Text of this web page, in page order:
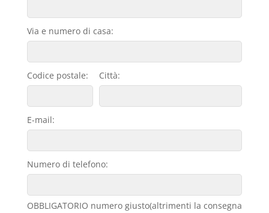
Via e numero di casa:
Codice postale: Città:
E-mail:
Numero di telefono:
OBBLIGATORIO numero giusto(altrimenti la consegna